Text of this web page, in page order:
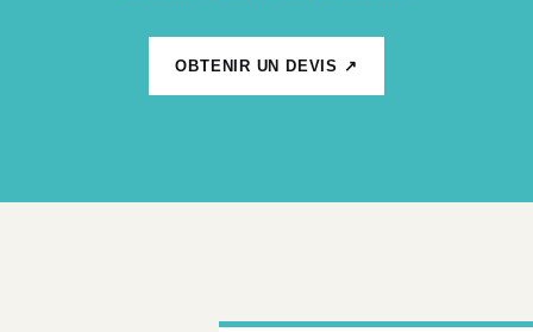
OBTENIR UN DEVIS ↗